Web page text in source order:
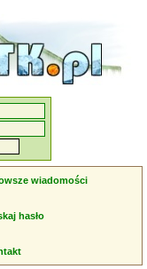
wiadomości
hasło